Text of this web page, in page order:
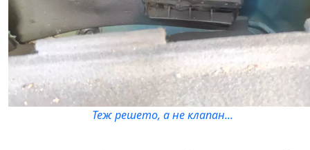
Теж решето, а не клапан...